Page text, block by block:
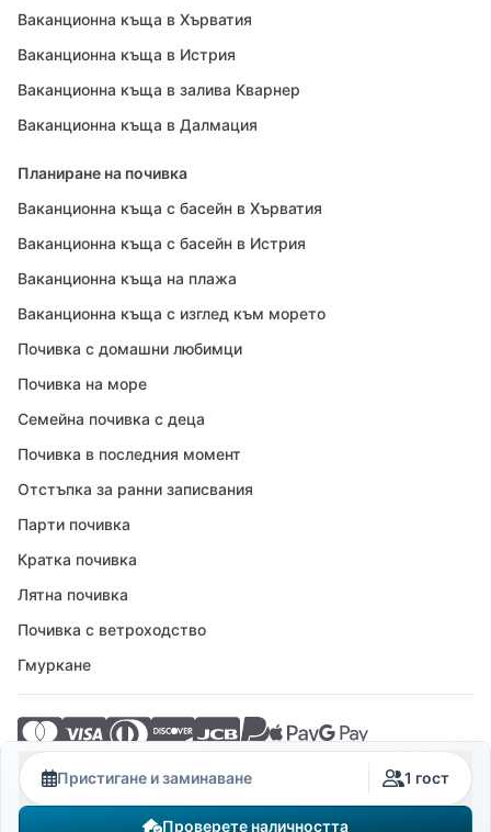
Пристигане и заминаване 1 гост
Проверете наличността
Ваканционна къща в Хърватия
Ваканционна къща в Истрия
Ваканционна къща в залива Кварнер
Ваканционна къща в Далмация
Планиране на почивка
Ваканционна къща с басейн в Хърватия
Ваканционна къща с басейн в Истрия
Ваканционна къща на плажа
Ваканционна къща с изглед към морето
Почивка с домашни любимци
Почивка на море
Семейна почивка с деца
Почивка в последния момент
Отстъпка за ранни записвания
Парти почивка
Кратка почивка
Лятна почивка
Почивка с ветроходство
Гмуркане
© 2026 Crovillas GmbH